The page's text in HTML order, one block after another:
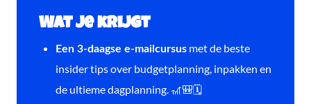
Wat je krijgt
Een 3-daagse e-mailcursus met de beste
insider tips over budgetplanning, inpakken en
de ultieme dagplanning. 🎢🎒🗓️